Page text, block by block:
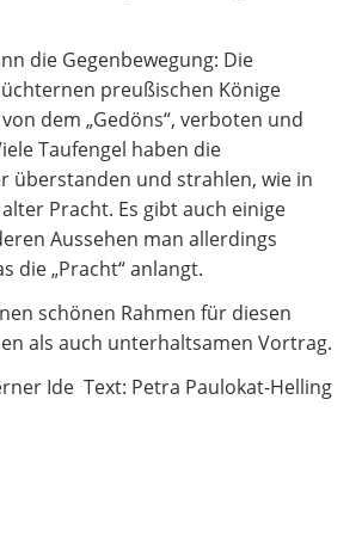
die Gegenbewegung: Die
preußischen Könige
dem „Gedöns“, verboten und
Taufengel haben die
überstanden und strahlen, wie in
Pracht. Es gibt auch einige
Aussehen man allerdings
die „Pracht“ anlangt.
schönen Rahmen für diesen
als auch unterhaltsamen Vortrag.
Ide Text: Petra Paulokat-Helling